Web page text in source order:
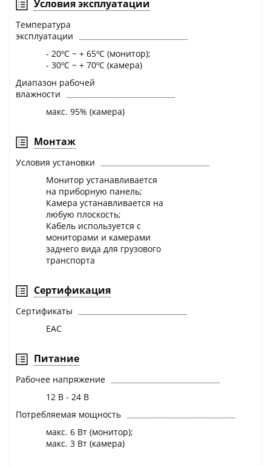
Условия эксплуатации
Температура
эксплуатации
- 20ºС ~ + 65ºС (монитор);
- 30ºС ~ + 70ºС (камера)
Диапазон рабочей
влажности
макс. 95% (камера)
Монтаж
Условия установки
Монитор устанавливается
на приборную панель;
Камера устанавливается на
любую плоскость;
Кабель используется с
мониторами и камерами
заднего вида для грузового
транспорта
Сертификация
Сертификаты
EAC
Питание
Рабочее напряжение
12 В - 24 В
Потребляемая мощность
макс. 6 Вт (монитор);
макс. 3 Вт (камера)